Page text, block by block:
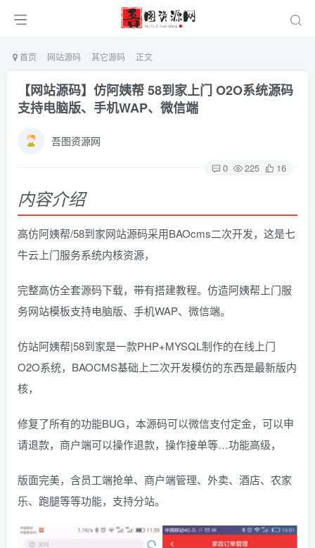
首页 网站源码 其它源码 正文
【网站源码】仿阿姨帮 58到家上门 O2O系统源码
支持电脑版、手机WAP、微信端
吾图资源网
0 225 16
内容介绍
高仿阿姨帮/58到家网站源码采用BAOcms二次开发，这是七
牛云上门服务系统内核资源，
完整高仿全套源码下载，带有搭建教程。仿造阿姨帮上门服
务网站模板支持电脑版、手机WAP、微信端。
仿站阿姨帮|58到家是一款PHP+MYSQL制作的在线上门
O2O系统，BAOCMS基础上二次开发模仿的东西是最新版内
核，
修复了所有的功能BUG，本源码可以微信支付定金，可以申
请退款，商户端可以操作退款，操作接单等…功能高级，
版面完美，含员工端抢单、商户端管理、外卖、酒店、农家
乐、跑腿等等功能，支持分站。